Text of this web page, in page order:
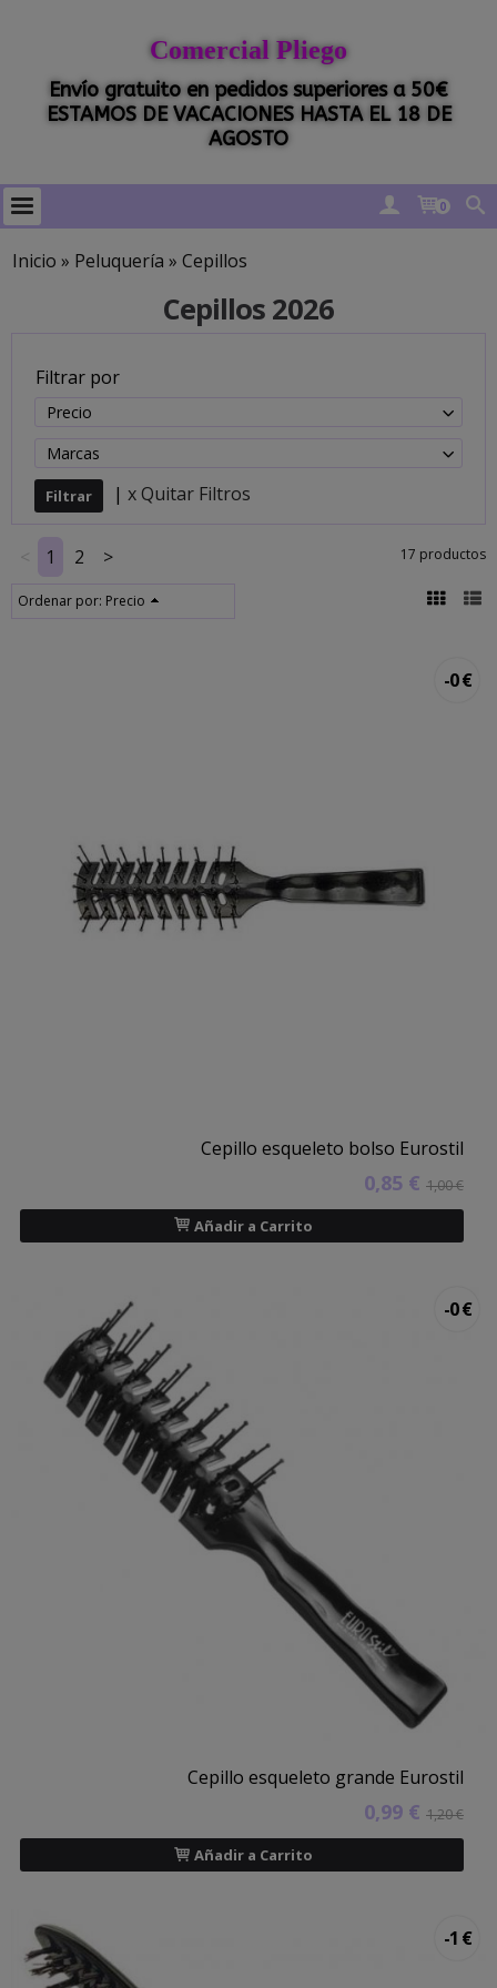
Comercial Pliego
Envío gratuito en pedidos superiores a 50€
ESTAMOS DE VACACIONES HASTA EL 18 DE
AGOSTO
0
Inicio » Peluquería » Cepillos
Cepillos 2026
Filtrar por
Precio
Marcas
| x Quitar Filtros
1 2 > 17 productos
Ordenar por: Precio
-0 €
Cepillo esqueleto bolso Eurostil
0,85 € 1,00 €
Añadir a Carrito
-0 €
Cepillo esqueleto grande Eurostil
0,99 € 1,20 €
Añadir a Carrito
-1 €